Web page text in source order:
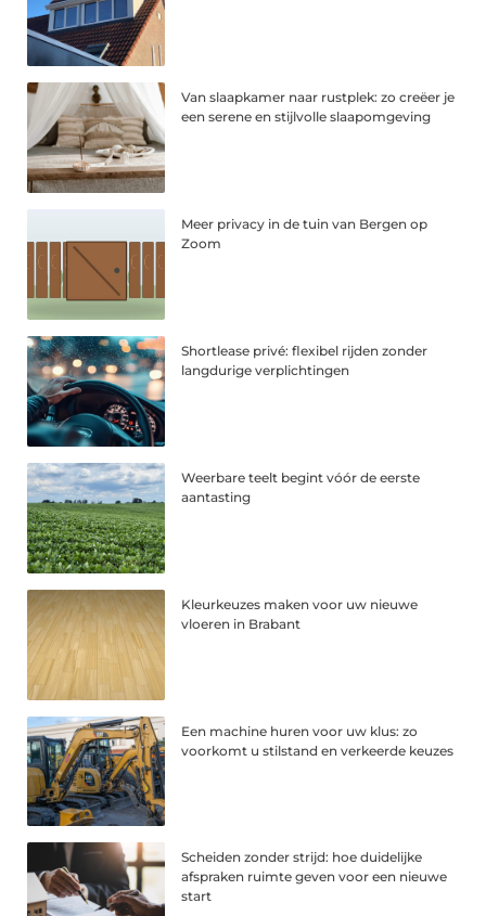
Van slaapkamer naar rustplek: zo creëer je
een serene en stijlvolle slaapomgeving
Meer privacy in de tuin van Bergen op
Zoom
Shortlease privé: flexibel rijden zonder
langdurige verplichtingen
Weerbare teelt begint vóór de eerste
aantasting
Kleurkeuzes maken voor uw nieuwe
vloeren in Brabant
Een machine huren voor uw klus: zo
voorkomt u stilstand en verkeerde keuzes
Scheiden zonder strijd: hoe duidelijke
afspraken ruimte geven voor een nieuwe
start